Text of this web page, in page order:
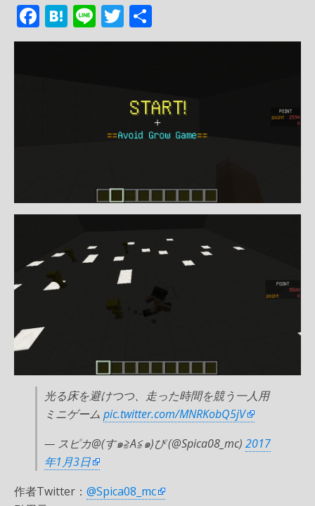
F
ac
H
at
Li
n
T
w 有
光る床を避けつつ、走った時間を競う一人用
ミニゲーム pic.twitter.com/MNRKobQ5jV
— スピカ@(す๑≧A≦๑)ぴ (@Spica08_mc) 2017
年1月3日
作者Twitter： @Spica08_mc